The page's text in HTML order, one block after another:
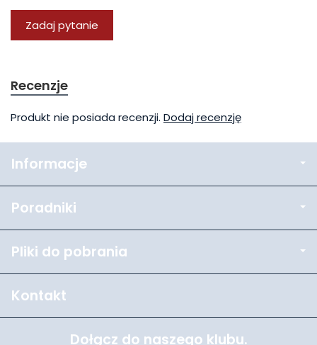
Zadaj pytanie
Recenzje
Produkt nie posiada recenzji. Dodaj recenzję
Informacje
Poradniki
Pliki do pobrania
Kontakt
Dołącz do naszego klubu.